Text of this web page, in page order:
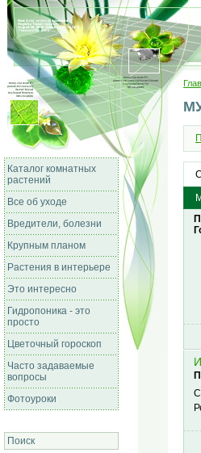
Каталог комнатных
растений
Все об уходе
Вредители, болезни
Крупным планом
Растения в интерьере
Это интересно
Гидропоника - это
просто
Цветочный гороскоп
Часто задаваемые
вопросы
Фотоуроки
Поиск